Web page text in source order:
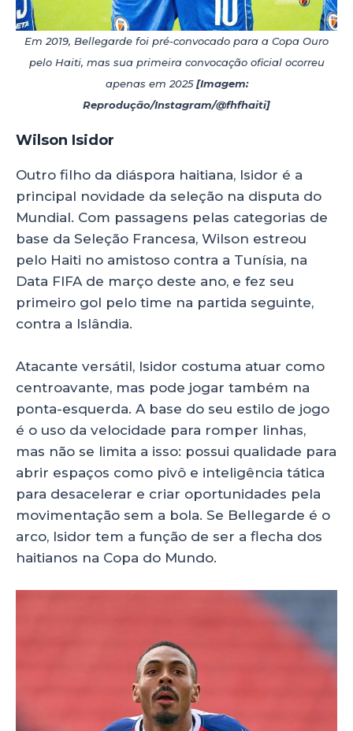
Em 2019, Bellegarde foi pré-convocado para a Copa Ouro
pelo Haiti, mas sua primeira convocação oficial ocorreu
apenas em 2025[Imagem:
Reprodução/Instagram/@fhfhaiti]
Wilson Isidor
Outro filho da diáspora haitiana, Isidor é a
principal novidade da seleção na disputa do
Mundial. Com passagens pelas categorias de
base da Seleção Francesa, Wilson estreou
pelo Haiti no amistoso contra a Tunísia, na
Data FIFA de março deste ano, e fez seu
primeiro gol pelo time na partida seguinte,
contra a Islândia.
Atacante versátil, Isidor costuma atuar como
centroavante, mas pode jogar também na
ponta-esquerda. A base do seu estilo de jogo
é o uso da velocidade para romper linhas,
mas não se limita a isso: possui qualidade para
abrir espaços como pivô e inteligência tática
para desacelerar e criar oportunidades pela
movimentação sem a bola. Se Bellegarde é o
arco, Isidor tem a função de ser a flecha dos
haitianos na Copa do Mundo.